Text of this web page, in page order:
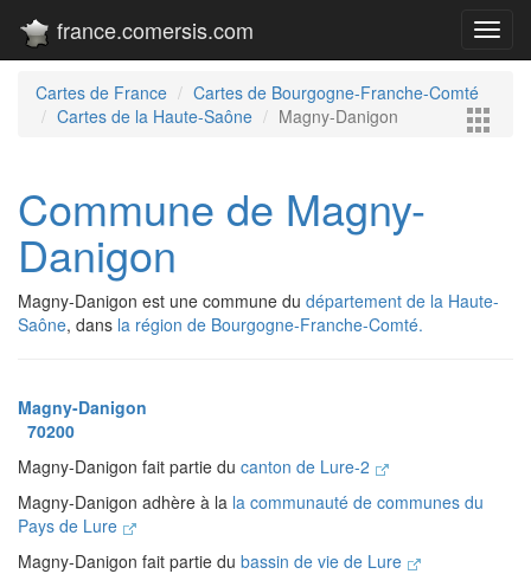
france.comersis.com
Cartes de France
Cartes de Bourgogne-Franche-Comté
Cartes de la Haute-Saône
Magny-Danigon
Commune de Magny-
Danigon
Magny-Danigon est une commune du département de la Haute-
Saône, dans la région de Bourgogne-Franche-Comté.
Magny-Danigon
70200
Magny-Danigon fait partie du canton de Lure-2
Magny-Danigon adhère à la la communauté de communes du
Pays de Lure
Magny-Danigon fait partie du bassin de vie de Lure